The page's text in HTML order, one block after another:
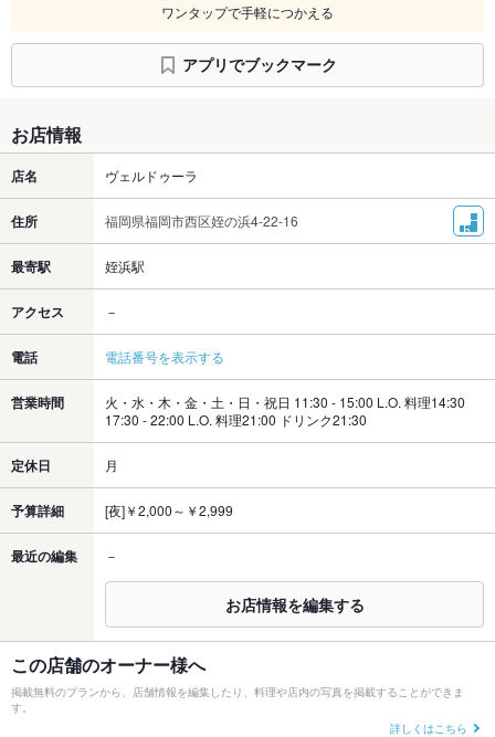
ワンタップで手軽につかえる
アプリでブックマーク
お店情報
店名 ヴェルドゥーラ
住所 福岡県福岡市西区姪の浜4-22-16
最寄駅 姪浜駅
アクセス －
電話 電話番号を表示する
営業時間
火・水・木・金・土・日・祝日 11:30 - 15:00 L.O. 料理14:30
17:30 - 22:00 L.O. 料理21:00 ドリンク21:30
定休日 月
予算詳細 [夜]￥2,000～￥2,999
最近の編集 －
お店情報を編集する
この店舗のオーナー様へ
掲載無料のプランから、店舗情報を編集したり、料理や店内の写真を掲載することができま
す。
詳しくはこちら